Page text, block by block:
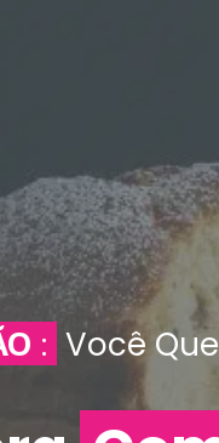
: Você